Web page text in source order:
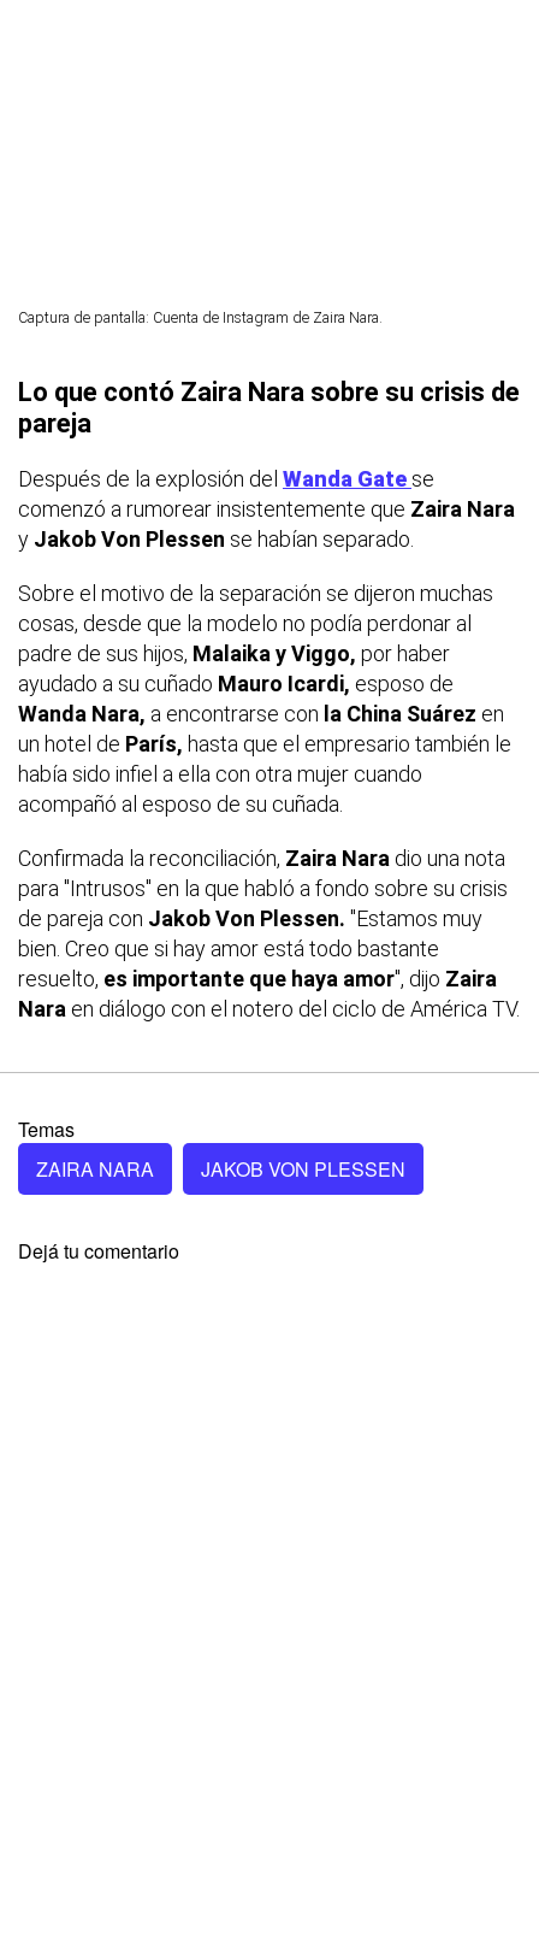
Captura de pantalla: Cuenta de Instagram de Zaira Nara.
Lo que contó Zaira Nara sobre su crisis de
pareja
Después de la explosión del Wanda Gate se
comenzó a rumorear insistentemente que Zaira Nara
y Jakob Von Plessen se habían separado.
Sobre el motivo de la separación se dijeron muchas
cosas, desde que la modelo no podía perdonar al
padre de sus hijos, Malaika y Viggo, por haber
ayudado a su cuñado Mauro Icardi, esposo de
Wanda Nara, a encontrarse con la China Suárez en
un hotel de París, hasta que el empresario también le
había sido infiel a ella con otra mujer cuando
acompañó al esposo de su cuñada.
Confirmada la reconciliación, Zaira Nara dio una nota
para "Intrusos" en la que habló a fondo sobre su crisis
de pareja con Jakob Von Plessen. "Estamos muy
bien. Creo que si hay amor está todo bastante
resuelto, es importante que haya amor", dijo Zaira
Nara en diálogo con el notero del ciclo de América TV.
Temas
ZAIRA NARA
JAKOB VON PLESSEN
Dejá tu comentario